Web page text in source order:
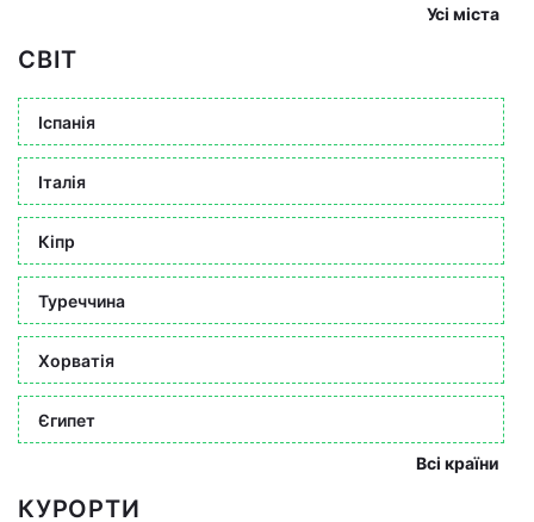
Усі міста
СВІТ
Іспанія
Італія
Кіпр
Туреччина
Хорватія
Єгипет
Всі країни
КУРОРТИ